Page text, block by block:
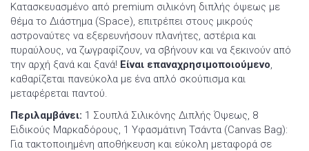
Κατασκευασμένο από premium σιλικόνη διπλής όψεως με
θέμα το Διάστημα (Space), επιτρέπει στους μικρούς
αστροναύτες να εξερευνήσουν πλανήτες, αστέρια και
πυραύλους, να ζωγραφίζουν, να σβήνουν και να ξεκινούν από
την αρχή ξανά και ξανά! Είναι επαναχρησιμοποιούμενο,
καθαρίζεται πανεύκολα με ένα απλό σκούπισμα και
μεταφέρεται παντού.
Περιλαμβάνει: 1 Σουπλά Σιλικόνης Διπλής Όψεως, 8
Ειδικούς Μαρκαδόρους, 1 Υφασμάτινη Τσάντα (Canvas Bag):
Για τακτοποιημένη αποθήκευση και εύκολη μεταφορά σε